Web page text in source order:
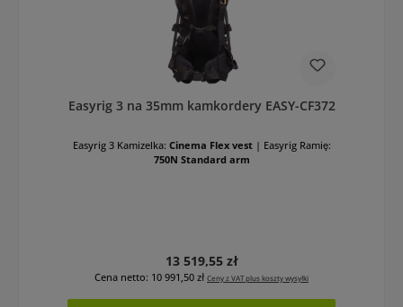
Easyrig 3 na 35mm kamkordery EASY-CF372
Easyrig 3 Kamizelka: Cinema Flex vest | Easyrig Ramię:
750N Standard arm
Cena regularna:
13 519,55 zł
Cena netto: 10 991,50 zł Ceny z VAT plus koszty wysyłki